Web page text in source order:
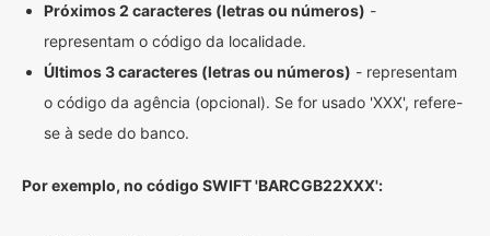
Próximos 2 caracteres (letras ou números) -
representam o código da localidade.
Últimos 3 caracteres (letras ou números) - representam
o código da agência (opcional). Se for usado 'XXX', refere-
se à sede do banco.
Por exemplo, no código SWIFT 'BARCGB22XXX':